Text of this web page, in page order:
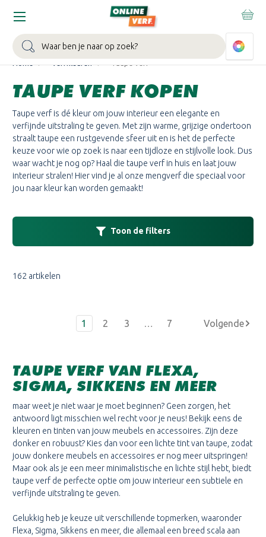
Zoeken
WIN EEN BALLONVAART:Bij besteding vanaf €100,- aan Sikkens
muurverf en/of lak.
Bekijk actie >
Home Verfkleuren Taupe verf
TAUPE VERF KOPEN
Taupe verf is dé kleur om jouw interieur een elegante en
verfijnde uitstraling te geven. Met zijn warme, grijzige ondertoon
straalt taupe een rustgevende sfeer uit en is het de perfecte
keuze voor wie op zoek is naar een tijdloze en stijlvolle look. Dus
waar wacht je nog op? Haal die taupe verf in huis en laat jouw
interieur stralen! Hier vind je al onze mengverf die speciaal voor
jou naar kleur kan worden gemaakt!
162 artikelen
1 2 3 … 7
Toon de filters
TAUPE VERF VAN FLEXA,
SIGMA, SIKKENS EN MEER
maar weet je niet waar je moet beginnen? Geen zorgen, het
antwoord ligt misschien wel recht voor je neus! Bekijk eens de
kleuren en tinten van jouw meubels en accessoires. Zijn deze
donker en robuust? Kies dan voor een lichte tint van taupe, zodat
jouw donkere meubels en accessoires er nog meer uitspringen!
Maar ook als je een meer minimalistische en lichte stijl hebt, biedt
taupe verf de perfecte optie om jouw interieur een subtiele en
verfijnde uitstraling te geven.
Gelukkig heb je keuze uit verschillende topmerken, waaronder
Flexa, Sigma, Sikkens en meer, die allemaal een breed scala aan